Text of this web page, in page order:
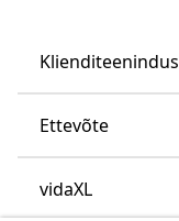
Klienditeenindus
Ettevõte
vidaXL